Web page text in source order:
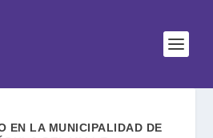
EN LA MUNICIPALIDAD DE